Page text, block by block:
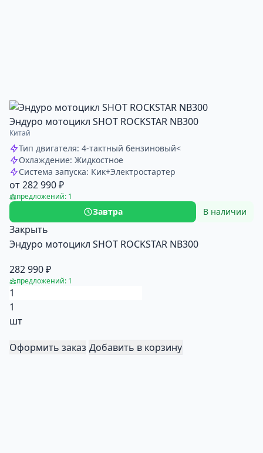
Эндуро мотоцикл SHOT ROCKSTAR NB300
Китай
Тип двигателя: 4-тактный бензиновый<
Охлаждение: Жидкостное
Система запуска: Кик+Электростартер
от 282 990 ₽
предложений: 1
Завтра В наличии
Закрыть
Эндуро мотоцикл SHOT ROCKSTAR NB300
282 990 ₽
предложений: 1
1
шт
Оформить заказ Добавить в корзину